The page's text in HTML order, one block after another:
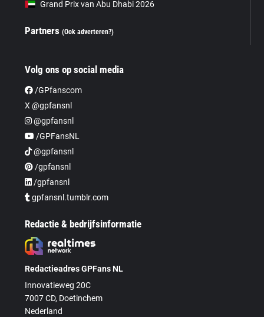
Grand Prix van Abu Dhabi 2026
Partners(Ook adverteren?)
Volg ons op social media
/GPfanscom
X @gpfansnl
@gpfansnl
/GPFansNL
@gpfansnl
/gpfansnl
/gpfansnl
gpfansnl.tumblr.com
Redactie & bedrijfsinformatie
Redactieadres GPFans NL
Innovatieweg 20C
7007 CD, Doetinchem
Nederland